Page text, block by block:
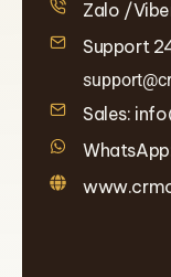
Zalo /
Support
Sales: